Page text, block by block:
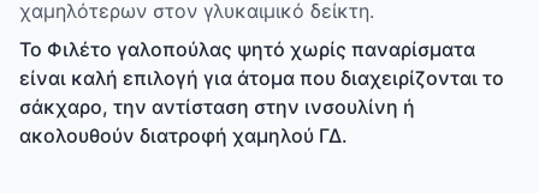
χαμηλότερων στον γλυκαιμικό δείκτη.
Το Φιλέτο γαλοπούλας ψητό χωρίς παναρίσματα
είναι καλή επιλογή για άτομα που διαχειρίζονται το
σάκχαρο, την αντίσταση στην ινσουλίνη ή
ακολουθούν διατροφή χαμηλού ΓΔ.